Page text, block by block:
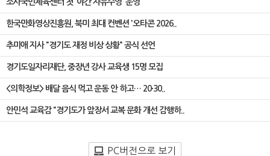
소사국민체육센터 첫 '야간 자유수영' 운영
한국만화영상진흥원, 북미 최대 컨벤션 '오타콘 2026..
추미애 지사 "경기도 재정 비상 상황" 공식 선언
경기도일자리재단, 중장년 강사 교육생 15명 모집
<의학정보> 배달 음식 먹고 운동 안 하고… 20·30..
안민석 교육감 "경기도가 앞장서 교복 문화 개선 감행하..
PC버전으로 보기